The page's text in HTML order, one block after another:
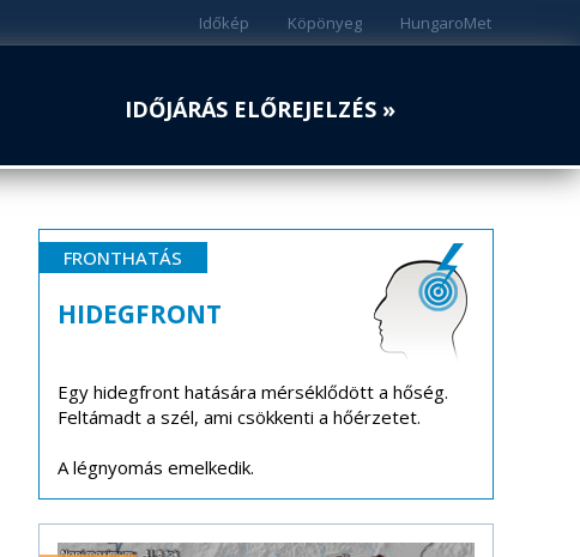
HungaroMet
Köpönyeg
Időkép
IDŐJÁRÁS ELŐREJELZÉS »
FRONTHATÁS
HIDEGFRONT
Egy hidegfront hatására mérséklődött a hőség.
Feltámadt a szél, ami csökkenti a hőérzetet.
A légnyomás emelkedik.